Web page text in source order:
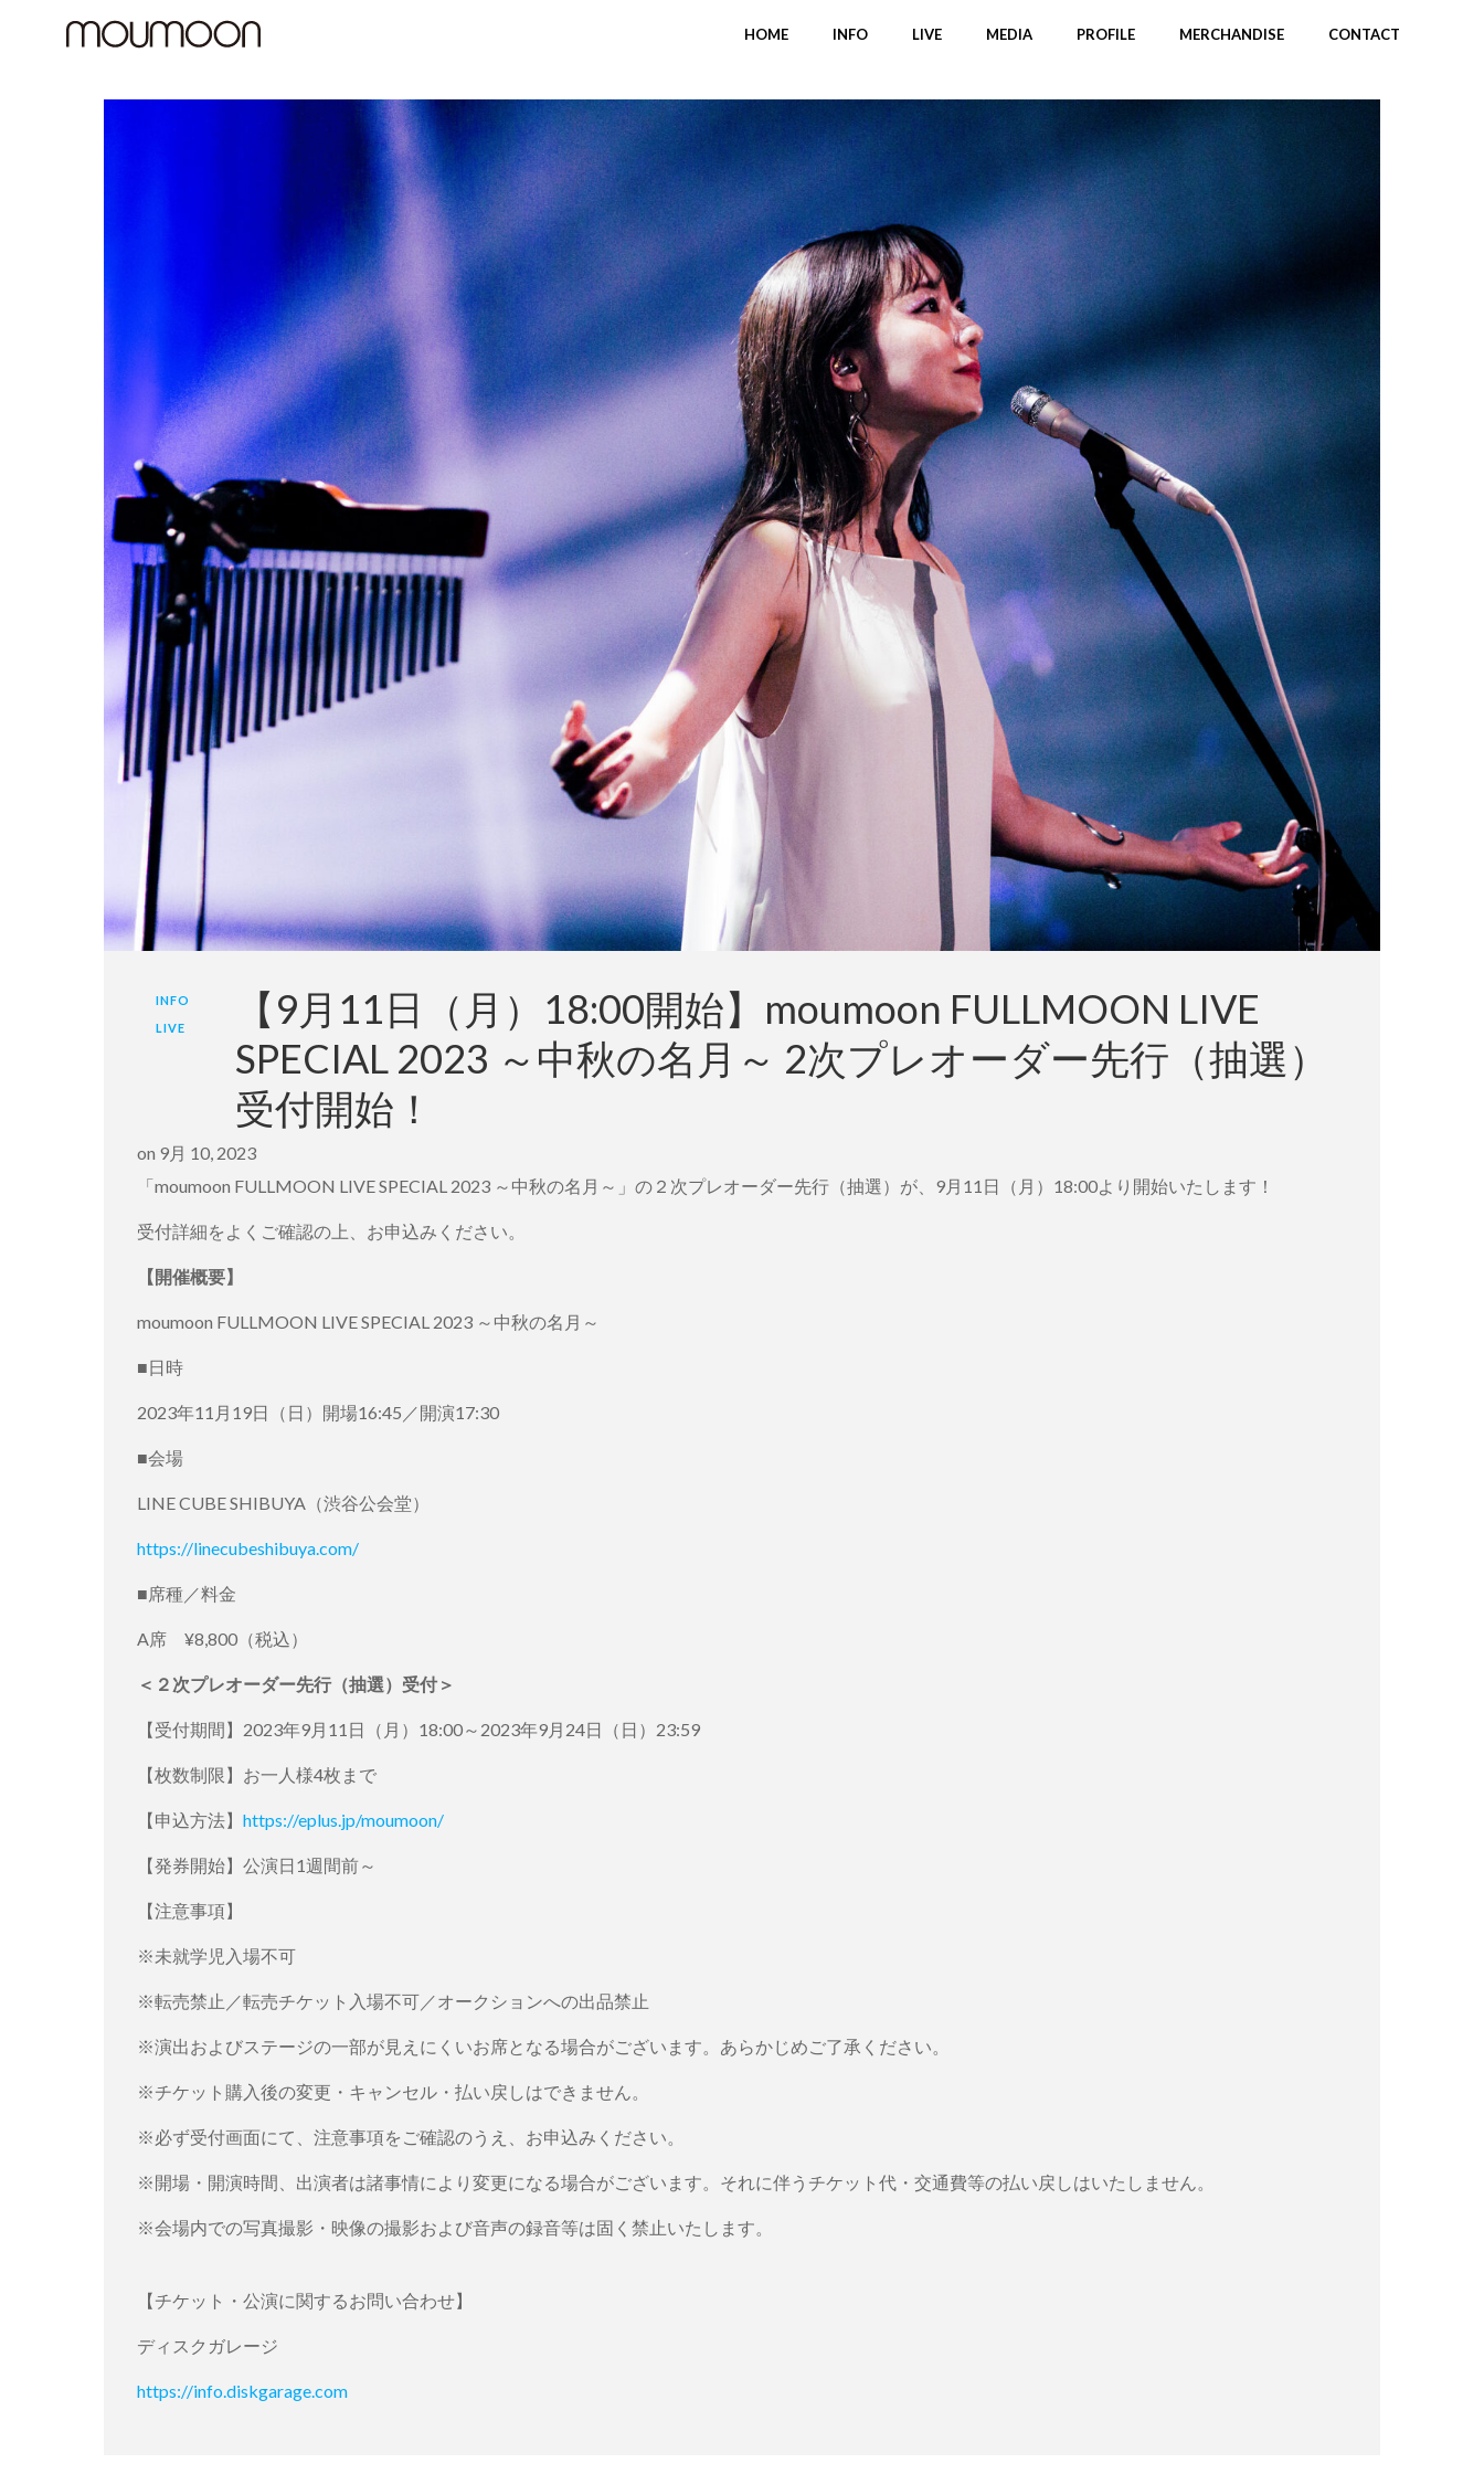
HOME INFO LIVE MEDIA PROFILE MERCHANDISE CONTACT
INFO
LIVE
【9月11日（月）18:00開始】moumoon FULLMOON LIVE
SPECIAL 2023 ～中秋の名月～ 2次プレオーダー先行（抽選）
受付開始！
on 9月 10, 2023
「moumoon FULLMOON LIVE SPECIAL 2023 ～中秋の名月～」の２次プレオーダー先行（抽選）が、9月11日（月）18:00より開始いたします！
受付詳細をよくご確認の上、お申込みください。
【開催概要】
moumoon FULLMOON LIVE SPECIAL 2023 ～中秋の名月～
■日時
2023年11月19日（日）開場16:45／開演17:30
■会場
LINE CUBE SHIBUYA（渋谷公会堂）
https://linecubeshibuya.com/
■席種／料金
A席 ¥8,800（税込）
＜２次プレオーダー先行（抽選）受付＞
【受付期間】2023年9月11日（月）18:00～2023年9月24日（日）23:59
【枚数制限】お一人様4枚まで
【申込方法】 https://eplus.jp/moumoon/
【発券開始】公演日1週間前～
【注意事項】
※未就学児入場不可
※転売禁止／転売チケット入場不可／オークションへの出品禁止
※演出およびステージの一部が見えにくいお席となる場合がございます。あらかじめご了承ください。
※チケット購入後の変更・キャンセル・払い戻しはできません。
※必ず受付画面にて、注意事項をご確認のうえ、お申込みください。
※開場・開演時間、出演者は諸事情により変更になる場合がございます。それに伴うチケット代・交通費等の払い戻しはいたしません。
※会場内での写真撮影・映像の撮影および音声の録音等は固く禁止いたします。
【チケット・公演に関するお問い合わせ】
ディスクガレージ
https://info.diskgarage.com